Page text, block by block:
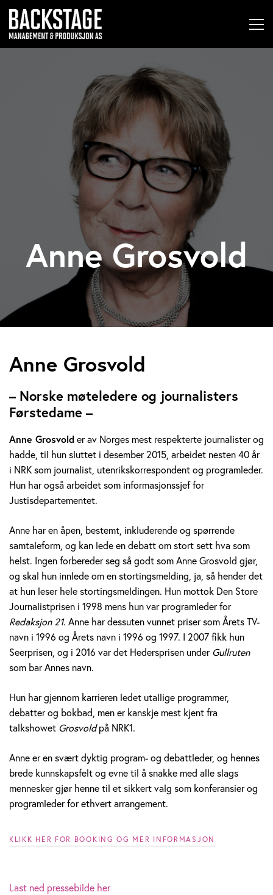
Anne Grosvold
A
n
n
e
G
r
s
v
o
l
d
Anne Grosvold
– Norske møteledere og journalisters
Førstedame –
Anne Grosvolder av Norges mest respekterte journalister og
hadde, til hun sluttet i desember 2015, arbeidet nesten 40 år
i NRK som journalist, utenrikskorrespondent og programleder.
Hun har også arbeidet som informasjonssjef for
Justisdepartementet.
Anne har en åpen, bestemt, inkluderende og spørrende
samtaleform, og kan lede en debatt om stort sett hva som
helst. Ingen forbereder seg så godt som Anne Grosvold gjør,
og skal hun innlede om en stortingsmelding, ja, så hender det
at hun leser hele stortingsmeldingen. Hun mottok Den Store
Journalistprisen i 1998 mens hun var programleder for
Redaksjon 21. Anne har dessuten vunnet priser som Årets TV-
navn i 1996 og Årets navn i 1996 og 1997. I 2007 fikk hun
Seerprisen, og i 2016 var det Hedersprisen underGullruten
som bar Annes navn.
Hun har gjennom karrieren ledet utallige programmer,
debatter og bokbad, men er kanskje mest kjent fra
talkshowet Grosvoldpå NRK1.
Anne er en svært dyktig program- og debattleder, og hennes
brede kunnskapsfelt og evne til å snakke med alle slags
mennesker gjør henne til et sikkert valg som konferansier og
programleder for ethvert arrangement.
KLIKK HER FOR BOOKING OG MER INFORMASJON
Last ned pressebilde her